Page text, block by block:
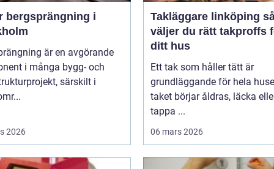
bergsprängning i
är en avgörande
i många bygg- och
särskilt i
2026
Takläggare linköping så
väljer du rätt takproffs
ditt hus
Ett tak som håller tätt är
grundläggande för hela
taket börjar åldras, läcka
tappa ...
06 mars 2026